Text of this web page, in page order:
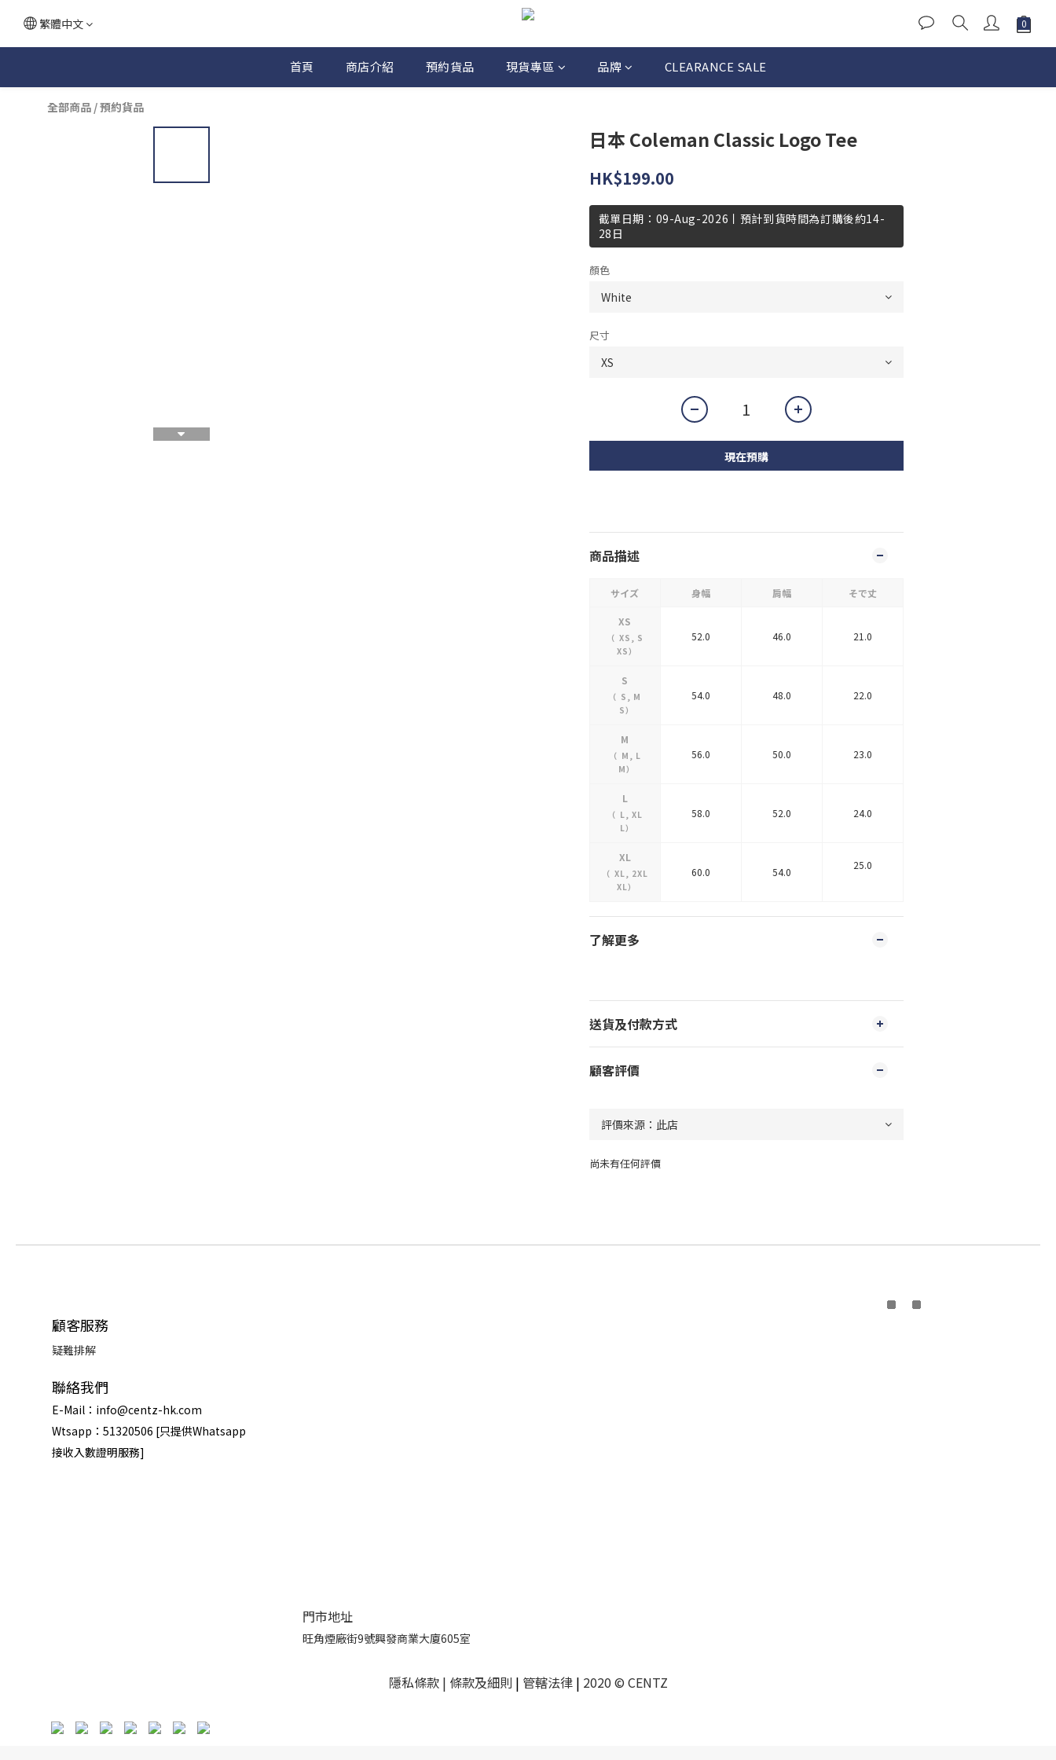
繁體中文
首頁 商店介紹 預約貨品 現貨專區 品牌 CLEARANCE SALE
全部商品 /預約貨品
日本 Coleman Classic Logo Tee
HK$199.00
截單日期：09-Aug-2026丨預計到貨時間為訂購後約14-
28日
顏色
尺寸
現在預購
商品描述
サイズ 身幅 肩幅 そで丈
XS
（ XS , S
XS ）
52.0 46.0 21.0
S
（ S , M
S ）
54.0 48.0 22.0
M
（ M , L
M ）
56.0 50.0 23.0
L
（ L, XL
L）
58.0 52.0 24.0
XL
（ XL, 2XL
XL）
60.0 54.0
25.0
了解更多
送貨及付款方式
顧客評價
尚未有任何評價
顧客服務
疑難排解
聯絡我們
E-Mail：info@centz-hk.com
Wtsapp：51320506 [只提供Whatsapp
接收入數證明服務]
門市地址
旺角煙廠街9號興發商業大廈605室
隱私條款| 條款及細則 | 管轄法律| 2020 © CENTZ